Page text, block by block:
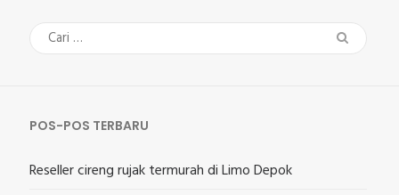
Cari
untuk:
POS-POS TERBARU
Reseller cireng rujak termurah di Limo Depok